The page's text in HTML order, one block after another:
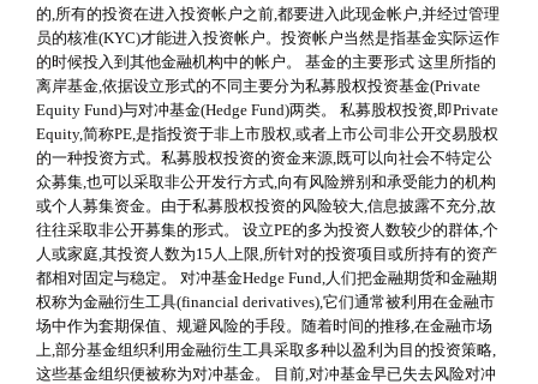
的,所有的投资在进入投资帐户之前,都要进入此现金帐户,并经过管理
员的核准(KYC)才能进入投资帐户。投资帐户当然是指基金实际运作
的时候投入到其他金融机构中的帐户。 基金的主要形式 这里所指的
离岸基金,依据设立形式的不同主要分为私募股权投资基金(Private
Equity Fund)与对冲基金(Hedge Fund)两类。 私募股权投资,即Private
Equity,简称PE,是指投资于非上市股权,或者上市公司非公开交易股权
的一种投资方式。私募股权投资的资金来源,既可以向社会不特定公
众募集,也可以采取非公开发行方式,向有风险辨别和承受能力的机构
或个人募集资金。由于私募股权投资的风险较大,信息披露不充分,故
往往采取非公开募集的形式。 设立PE的多为投资人数较少的群体,个
人或家庭,其投资人数为15人上限,所针对的投资项目或所持有的资产
都相对固定与稳定。 对冲基金Hedge Fund,人们把金融期货和金融期
权称为金融衍生工具(financial derivatives),它们通常被利用在金融市
场中作为套期保值、规避风险的手段。随着时间的推移,在金融市场
上,部分基金组织利用金融衍生工具采取多种以盈利为目的投资策略,
这些基金组织便被称为对冲基金。 目前,对冲基金早已失去风险对冲